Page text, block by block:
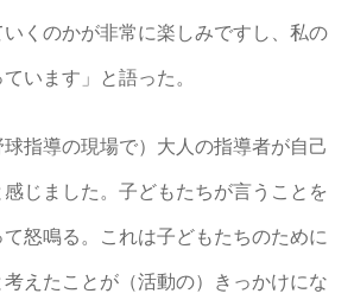
くのかが非常に楽しみですし、私の
います」と語った。
指導の現場で）大人の指導者が自己
じました。子どもたちが言うことを
怒鳴る。これは子どもたちのために
えたことが（活動の）きっかけにな